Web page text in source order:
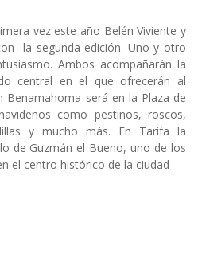
vez este año Belén Viviente y
la segunda edición. Uno y otro
Ambos acompañarán la
central en el que ofrecerán al
Benamahoma será en la Plaza de
como pestiños, roscos,
y mucho más. En Tarifa la
de Guzmán el Bueno, uno de los
el centro histórico de la ciudad